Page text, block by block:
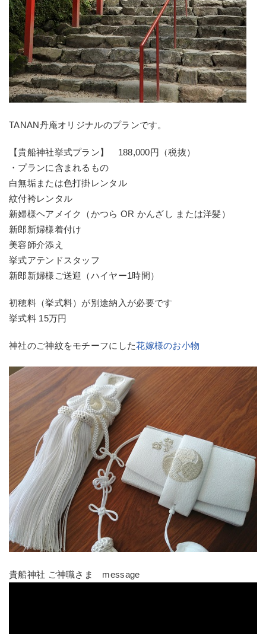
TANAN丹庵オリジナルのプランです。
【貴船神社挙式プラン】 188,000円（税抜）
・プランに含まれるもの
白無垢または色打掛レンタル
紋付袴レンタル
新婦様ヘアメイク（かつら OR かんざし または洋髪）
新郎新婦様着付け
美容師介添え
挙式アテンドスタッフ
新郎新婦様ご送迎（ハイヤー1時間）
初穂料（挙式料）が別途納入が必要です
挙式料 15万円
神社のご神紋をモチーフにした花嫁様のお小物
貴船神社 ご神職さま message